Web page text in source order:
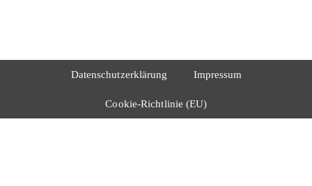
Datenschutzerklärung Impressum
Cookie-Richtlinie (EU)